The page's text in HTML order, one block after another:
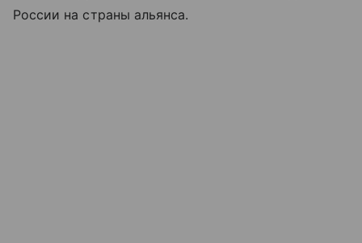
России на страны альянса.